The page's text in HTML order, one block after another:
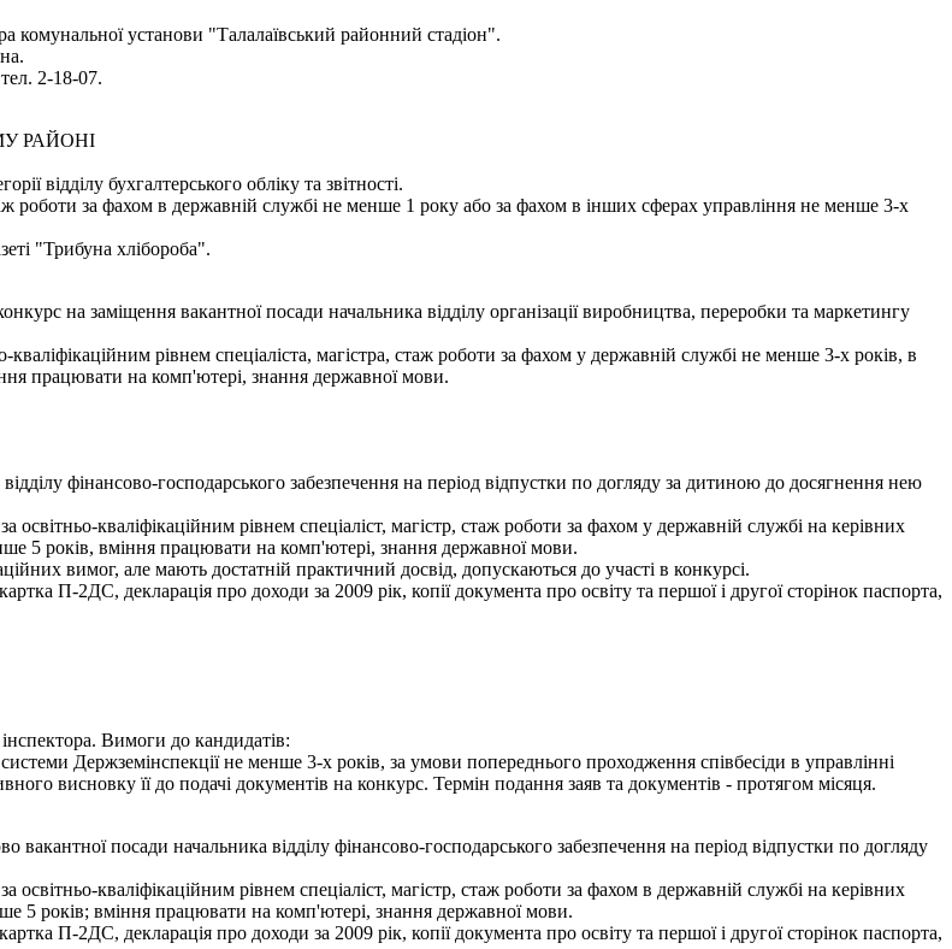
комунальної установи "Талалаївський районний стадіон".
2-18-07.
РАЙОНІ
відділу бухгалтерського обліку та звітності.
роботи за фахом в державній службі не менше 1 року або за фахом в інших сферах управління не менше 3-х
"Трибуна хлібороба".
на заміщення вакантної посади начальника відділу організації виробництва, переробки та маркетингу
рівнем спеціаліста, магістра, стаж роботи за фахом у державній службі не менше 3-х років, в
працювати на комп'ютері, знання державної мови.
фінансово-господарського забезпечення на період відпустки по догляду за дитиною до досягнення нею
кваліфікаційним рівнем спеціаліст, магістр, стаж роботи за фахом у державній службі на керівних
5 років, вміння працювати на комп'ютері, знання державної мови.
вимог, але мають достатній практичний досвід, допускаються до участі в конкурсі.
П-2ДС, декларація про доходи за 2009 рік, копії документа про освіту та першої і другої сторінок паспорта,
Вимоги до кандидатів:
Держземінспекції не менше 3-х років, за умови попереднього проходження співбесіди в управлінні
висновку її до подачі документів на конкурс. Термін подання заяв та документів - протягом місяця.
посади начальника відділу фінансово-господарського забезпечення на період відпустки по догляду
кваліфікаційним рівнем спеціаліст, магістр, стаж роботи за фахом в державній службі на керівних
5 років; вміння працювати на комп'ютері, знання державної мови.
П-2ДС, декларація про доходи за 2009 рік, копії документа про освіту та першої і другої сторінок паспорта,